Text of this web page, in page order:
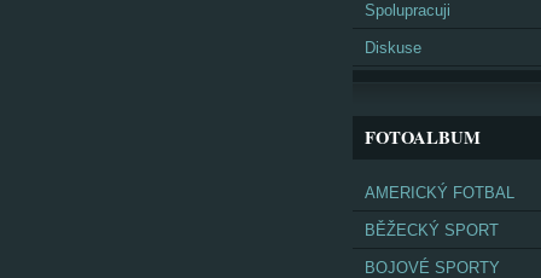
Spolupracuji
Diskuse
FOTOALBUM
AMERICKÝ FOTBAL
BĚŽECKÝ SPORT
BOJOVÉ SPORTY